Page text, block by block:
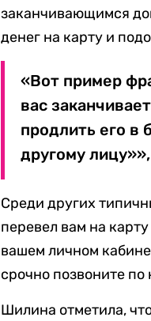
заканчивающимся
денег на карту и
«Вот пример
вас
продлить его в
другому
Среди других
перевел вам на
вашем личном
срочно позвоните по
Шилина отметила,